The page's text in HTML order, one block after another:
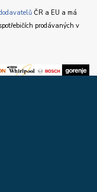
ČR a EU a má
prodávaných v